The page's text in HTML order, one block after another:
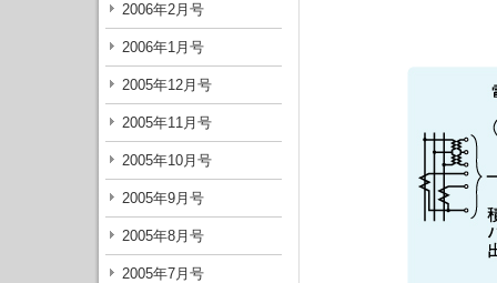
2006年2月号
2006年1月号
2005年12月号
2005年11月号
2005年10月号
2005年9月号
2005年8月号
2005年7月号